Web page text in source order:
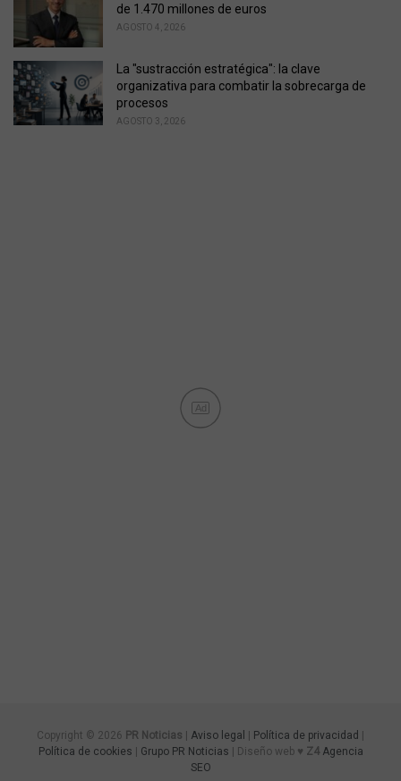
de 1.470 millones de euros
AGOSTO 4, 2026
La "sustracción estratégica": la clave
organizativa para combatir la sobrecarga de
procesos
AGOSTO 3, 2026
Ad
Copyright © 2026 PR Noticias Aviso legal Política de privacidad
Política de cookies
Grupo PR Noticias | Diseño web ♥ Z4 Agencia
SEO